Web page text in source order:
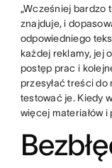
„Wcześniej bardzo
znajduje, i
odpowiedniego
każdej reklamy, jej
postęp prac i
przesyłać treści
testować je. Kiedy
więcej materiałów